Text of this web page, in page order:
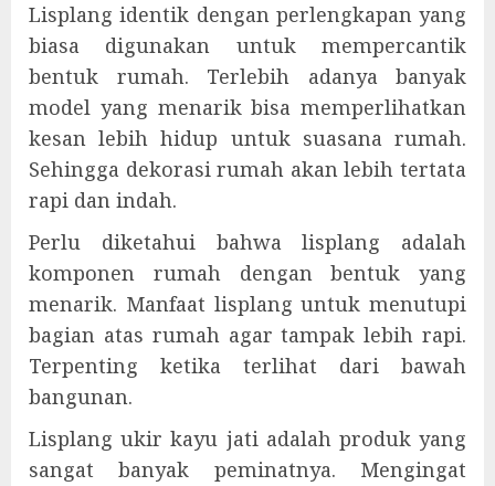
Lisplang identik dengan perlengkapan yang
biasa digunakan untuk mempercantik
bentuk rumah. Terlebih adanya banyak
model yang menarik bisa memperlihatkan
kesan lebih hidup untuk suasana rumah.
Sehingga dekorasi rumah akan lebih tertata
rapi dan indah.
Perlu diketahui bahwa lisplang adalah
komponen rumah dengan bentuk yang
menarik. Manfaat lisplang untuk menutupi
bagian atas rumah agar tampak lebih rapi.
Terpenting ketika terlihat dari bawah
bangunan.
Lisplang ukir kayu jati adalah produk yang
sangat banyak peminatnya. Mengingat